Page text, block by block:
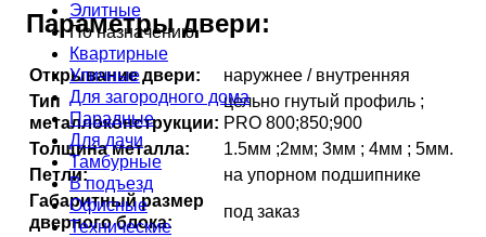
Элитные
По назначению
Квартирные
Уличные
Для загородного дома
Парадные
Для дачи
Тамбурные
В подъезд
Офисные
Технические
Параметры двери:
Открывание двери:
наружнее / внутренняя
Тип
металлоконструкции:
цельно гнутый профиль ;
PRO 800;850;900
Толщина металла:
1.5мм ;2мм; 3мм ; 4мм ; 5мм.
Петли:
на упорном подшипнике
Габаритный размер
дверного блока:
под заказ